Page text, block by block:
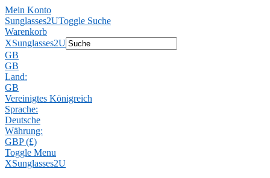
Mein Konto
Sunglasses2UToggle Suche
Warenkorb
XSunglasses2U
GB
GB
Land:
GB
Vereinigtes Königreich
Sprache:
Deutsche
Währung:
GBP (£)
Toggle Menu
XSunglasses2U